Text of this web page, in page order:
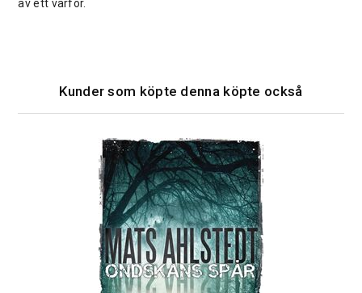
av ett varför.
Kunder som köpte denna köpte också